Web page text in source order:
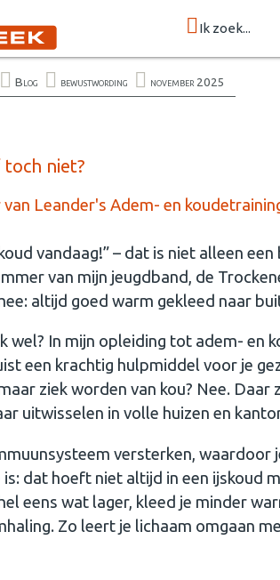
Ik zoek...
Blog bewustwording november 2025
toch niet?
Leander's Adem- en
vandaag!” – dat is niet alleen
van mijn jeugdband, de
altijd goed warm gekleed naar
wel? In mijn opleiding tot adem- en
een krachtig hulpmiddel voor je
ziek worden van kou? Nee.
uitwisselen in volle huizen en
versterken,
is: dat hoeft niet altijd in een ijskoud
eens wat lager, kleed je minder
Zo leert je lichaam omgaan